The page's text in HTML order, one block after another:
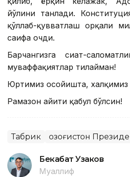
йўлини танлади.
қўллаб-қувватлаш орқали
саҳифа очди.
Барчангизга сиҳат-
муваффақиятлар тилайман!
Юртимиз осойишта, халқимиз
Рамазон ҳайити қабул бўлсин!
Табрик Қозоғистон
Бекабат Узаков
Муаллиф